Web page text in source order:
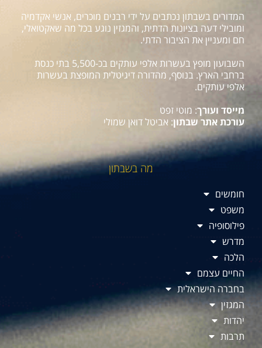
המדורים בשבתון נכתבים על ידי רבנים מוכרים, אנשי אקדמיה
ומובילי דעה בציונות הדתית, והמגזין נוגע בכל מה שאקטואלי,
חם ומעניין את הציבור הדתי.
השבועון מופץ בעשרות אלפי עותקים בכ-5,500 בתי כנסת
ברחבי הארץ. בנוסף, מהדורה דיגיטלית המופצת בעשרות
אלפי עותקים.
מייסד ועורך: מוטי זפט
עורכת אתר שבתון: אביטל דואן שמולי
מה בשבתון
חומשים
משפט
פילוסופיה
מדרש
הלכה
החיים עצמם
בחברה הישראלית
המגזין
יהדות
תרבות